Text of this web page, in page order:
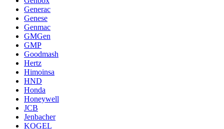
Generac
Genese
Genmac
GMGen
GMP
Goodmash
Hertz
Himoinsa
HND
Honda
Honeywell
JCB
Jenbacher
KOGEL